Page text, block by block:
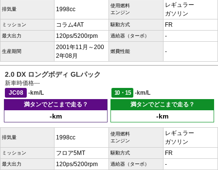
排気量 1998cc
使用燃料
エンジン
レギュラー
ガソリン
ミッション コラム4AT 駆動方式 FR
最大出力 120ps/5200rpm 過給器（ターボ） -
生産期間
2001年11月～200
2年08月
燃費性能 -
2.0 DX ロングボディ GLパック
新車時価格---
JC08
-km/L 10・15
-km/L
満タンでどこまで走る？
-km
満タンでどこまで走る？
-km
排気量 1998cc
使用燃料
エンジン
レギュラー
ガソリン
ミッション フロア5MT 駆動方式 FR
最大出力 120ps/5200rpm 過給器（ターボ） -